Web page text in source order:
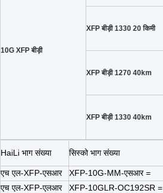
10G XFP बीड़ी
XFP बीड़ी 1330 20 किमी
XFP बीड़ी 1270 40km
XFP बीड़ी 1330 40km
HaiLi भाग संख्या सिस्को भाग संख्या
एच एल-XFP-एसआर
XFP-10G-MM-एसआर =
एच एल-XFP-एलआर
XFP-10GLR-OC192SR =